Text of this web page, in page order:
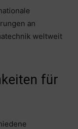
an
weltweit
für